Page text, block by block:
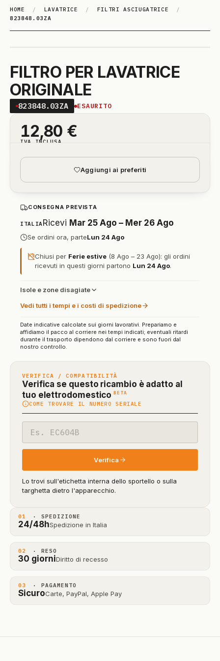
HOME / LAVATRICE / FILTRI ASCIUGATRICE
/
823848.03ZA
FILTRO PER LAVATRICE
ORIGINALE
823848.03ZA ESAURITO
12,80 €
IVA INCLUSA
VERIFICA / COMPATIBILITÀ
Verifica se questo ricambio è adatto al
tuo elettrodomestico BETA
in
beta)
COME TROVARE IL NUMERO SERIALE
modello
Verifica
Lo trovi sull'etichetta interna dello sportello o sulla
targhetta dietro l'apparecchio.
Aggiungi ai preferiti
CONSEGNA PREVISTA
ITALIA Ricevi Mar 25 Ago – Mer 26 Ago
Se ordini ora, parteLun 24 Ago
Chiusi per Ferie estive (8 Ago – 23 Ago): gli ordini
ricevuti in questi giorni partono Lun 24 Ago.
Isole e zone disagiate
Vedi tutti i tempi e i costi di spedizione
Date indicative calcolate sui giorni lavorativi. Prepariamo e
affidiamo il pacco al corriere nei tempi indicati; eventuali ritardi
durante il trasporto dipendono dal corriere e sono fuori dal
nostro controllo.
01 · SPEDIZIONE
24/48hSpedizione in Italia
02 · RESO
30 giorniDiritto di recesso
03 · PAGAMENTO
SicuroCarte, PayPal, Apple Pay